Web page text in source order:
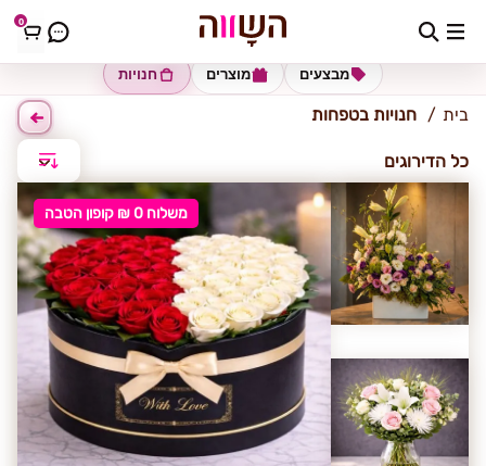
0 טפחות
חנויות מוצרים מבצעים
בית חנויות בטפחות
כל הדירוגים
משלוח 0 ₪ קופון הטבה